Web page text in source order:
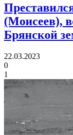
(Моисеев),
Брянской
22.03.2023
0
1